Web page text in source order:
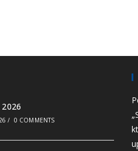
/ 0 COMMENTS